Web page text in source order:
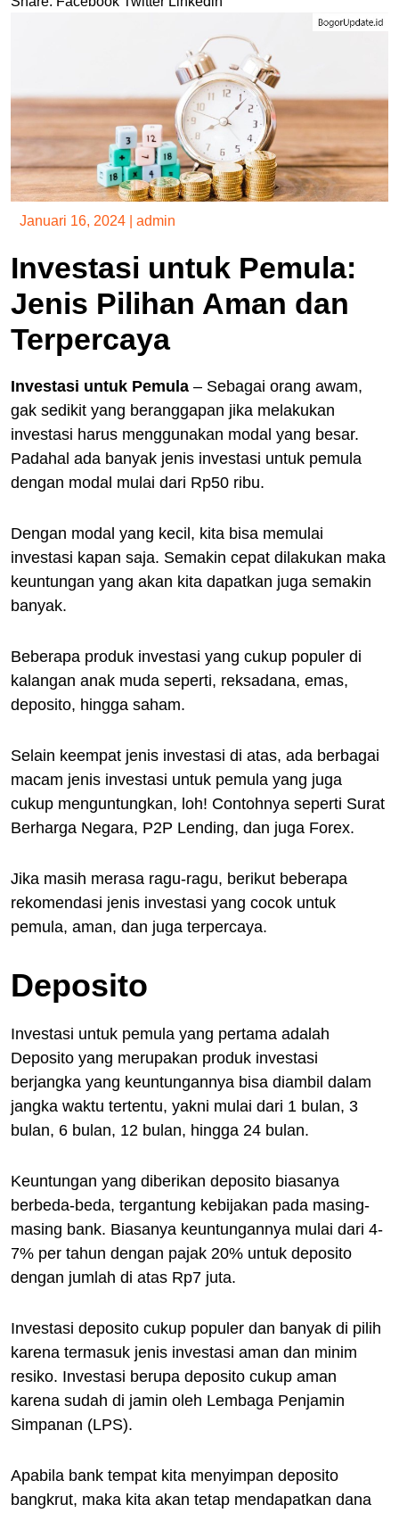
Januari 16, 2024 admin
Investasi untuk Pemula:
Jenis Pilihan Aman dan
Terpercaya
Investasi untuk Pemula – Sebagai orang awam,
gak sedikit yang beranggapan jika melakukan
investasi harus menggunakan modal yang besar.
Padahal ada banyak jenis investasi untuk pemula
dengan modal mulai dari Rp50 ribu.
Dengan modal yang kecil, kita bisa memulai
investasi kapan saja. Semakin cepat dilakukan maka
keuntungan yang akan kita dapatkan juga semakin
banyak.
Beberapa produk investasi yang cukup populer di
kalangan anak muda seperti, reksadana, emas,
deposito, hingga saham.
Selain keempat jenis investasi di atas, ada berbagai
macam jenis investasi untuk pemula yang juga
cukup menguntungkan, loh! Contohnya seperti Surat
Berharga Negara, P2P Lending, dan juga Forex.
Jika masih merasa ragu-ragu, berikut beberapa
rekomendasi jenis investasi yang cocok untuk
pemula, aman, dan juga terpercaya.
Deposito
Investasi untuk pemula yang pertama adalah
Deposito yang merupakan produk investasi
berjangka yang keuntungannya bisa diambil dalam
jangka waktu tertentu, yakni mulai dari 1 bulan, 3
bulan, 6 bulan, 12 bulan, hingga 24 bulan.
Keuntungan yang diberikan deposito biasanya
berbeda-beda, tergantung kebijakan pada masing-
masing bank. Biasanya keuntungannya mulai dari 4-
7% per tahun dengan pajak 20% untuk deposito
dengan jumlah di atas Rp7 juta.
Investasi deposito cukup populer dan banyak di pilih
karena termasuk jenis investasi aman dan minim
resiko. Investasi berupa deposito cukup aman
karena sudah di jamin oleh Lembaga Penjamin
Simpanan (LPS).
Apabila bank tempat kita menyimpan deposito
bangkrut, maka kita akan tetap mendapatkan dana